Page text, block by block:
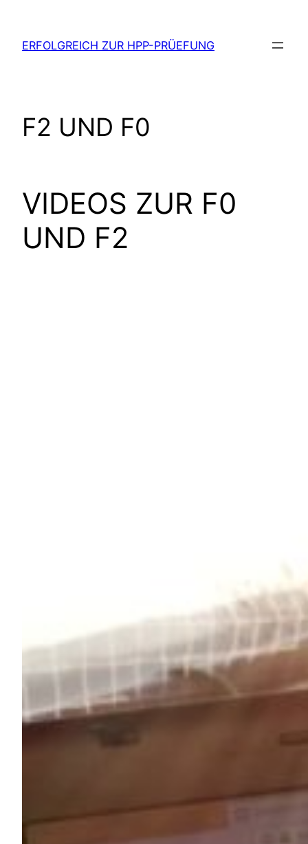
springen
ERFOLGREICH ZUR HPP-PRÜEFUNG
F2 UND F0
VIDEOS ZUR F0
UND F2